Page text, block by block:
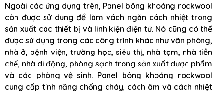
Ngoài các ứng dụng trên, Panel bông khoáng rockwool
còn được sử dụng để làm vách ngăn cách nhiệt trong
sản xuất các thiết bị và linh kiện điện tử. Nó cũng có thể
được sử dụng trong các công trình khác như văn phòng,
nhà ở, bệnh viện, trường học, siêu thị, nhà tạm, nhà tiền
chế, nhà di động, phòng sạch trong sản xuất dược phẩm
và các phòng vệ sinh. Panel bông khoáng rockwool
cung cấp tính năng chống cháy, cách âm và cách nhiệt